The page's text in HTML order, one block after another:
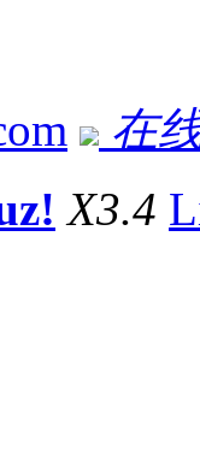
在
X3.4